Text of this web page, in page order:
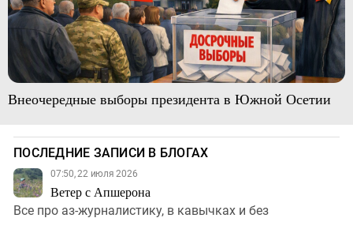
Внеочередные выборы президента в Южной Осетии
ПОСЛЕДНИЕ ЗАПИСИ В БЛОГАХ
07:50, 22 июля 2026
Ветер с Апшерона
Все про аз-журналистику, в кавычках и без